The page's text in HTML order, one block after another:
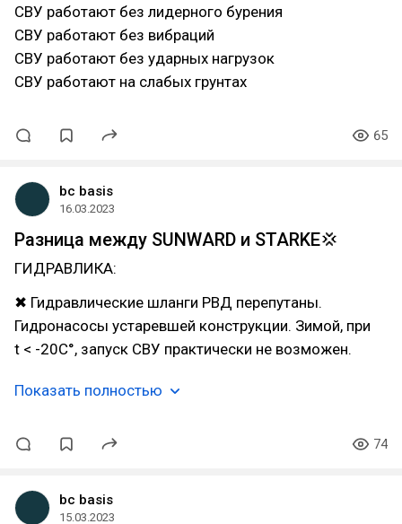
СВУ работают без лидерного бурения
СВУ работают без вибраций
СВУ работают без ударных нагрузок
СВУ работают на слабых грунтах
65
bc basis
16.03.2023
Разница между SUNWARD и STARKE💢
ГИДРАВЛИКА:
✖ Гидравлические шланги РВД перепутаны.
Гидронасосы устаревшей конструкции. Зимой, при
t < -20C°, запуск СВУ практически не возможен.
Показать полностью
74
bc basis
15.03.2023